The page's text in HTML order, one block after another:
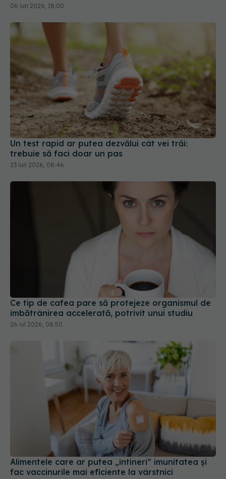
06 iun 2026, 18:00
Un test rapid ar putea dezvălui cât vei trăi:
trebuie să faci doar un pas
23 iun 2026, 08:46
Ce tip de cafea pare să protejeze organismul de
îmbătrânirea accelerată, potrivit unui studiu
26 iul 2026, 08:50
Alimentele care ar putea „întineri” imunitatea și
fac vaccinurile mai eficiente la vârstnici